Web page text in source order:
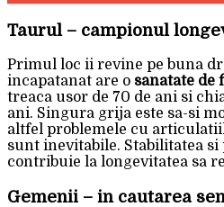
Taurul – campionul
Primul loc ii revine pe buna
incapatanat are o sanatate de
treaca usor de 70 de ani si
ani. Singura grija este sa-si
altfel problemele cu
sunt inevitabile. Stabilitatea
contribuie la longevitatea sa
Gemenii – in cautarea